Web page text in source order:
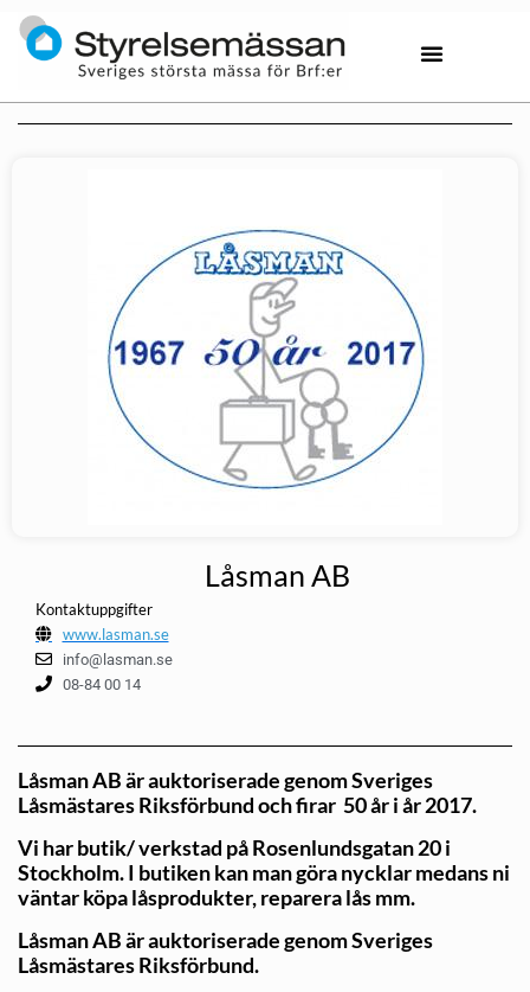
Låsman AB
Kontaktuppgifter
www.lasman.se
info@lasman.se
08-84 00 14
Låsman AB är auktoriserade genom Sveriges
Låsmästares Riksförbund och firar 50 år i år 2017.
Vi har butik/ verkstad på Rosenlundsgatan 20 i
Stockholm. I butiken kan man göra nycklar medans ni
väntar köpa låsprodukter, reparera lås mm.
Låsman AB är auktoriserade genom Sveriges
Låsmästares Riksförbund.